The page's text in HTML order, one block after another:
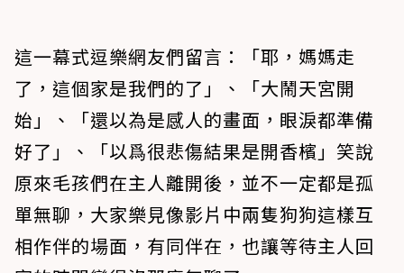
這一幕式逗樂網友們留言：「耶，媽媽走
了，這個家是我們的了」、「大鬧天宮開
始」、「還以為是感人的畫面，眼淚都準備
好了」、「以爲很悲傷結果是開香檳」笑說
原來毛孩們在主人離開後，並不一定都是孤
單無聊，大家樂見像影片中兩隻狗狗這樣互
相作伴的場面，有同伴在，也讓等待主人回